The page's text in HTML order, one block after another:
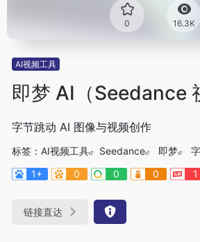
0 16.3K
AI视频工具
即梦 AI（Seedance
字节跳动 AI 图像与视频创作
标签： AI视频工具 Seedance 即梦
1+
0 0 0 1
链接直达